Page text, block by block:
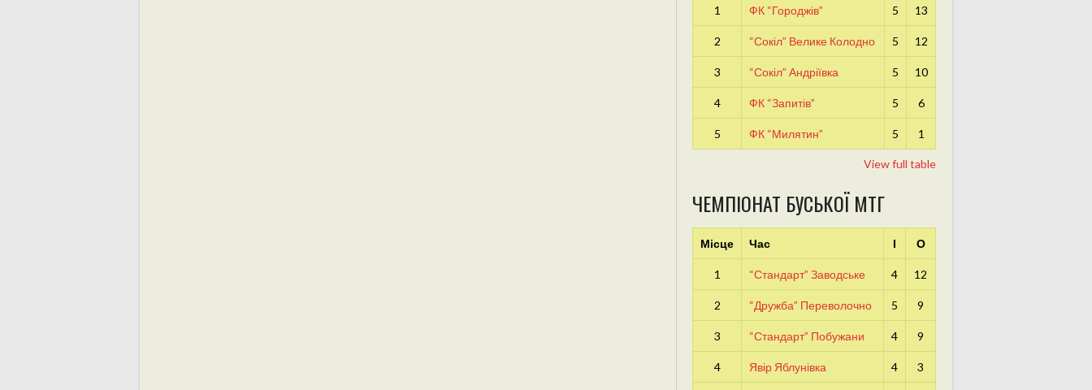
1 ФК “Городжів” 5 13
2 “Сокіл” Велике Колодно 5 12
3 “Сокіл” Андріївка 5 10
4 ФК “Запитів” 5 6
5 ФК “Милятин” 5 1
View full table
ЧЕМПІОНАТ БУСЬКОЇ МТГ
Місце Час І О
1 “Стандарт” Заводське 4 12
2 “Дружба” Переволочно 5 9
3 “Стандарт” Побужани 4 9
4 Явір Яблунівка 4 3